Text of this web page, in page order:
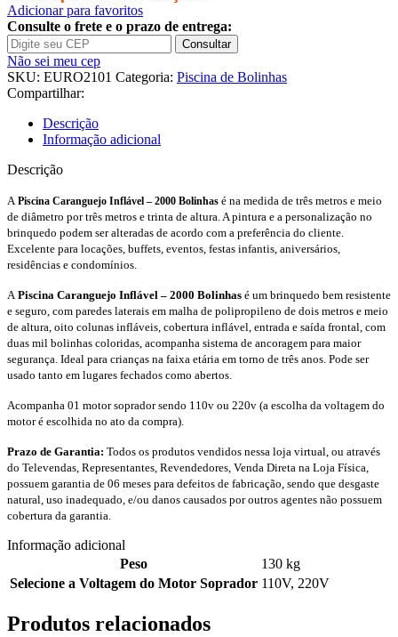
quantidade
Adicionar para favoritos
Consulte o frete e o prazo de entrega:
Consultar
Não sei meu cep
SKU: EURO2101 Categoria: Piscina de Bolinhas
Compartilhar:
Descrição
Informação adicional
Descrição
APiscina Caranguejo Inflável – 2000 Bolinhas é na medida de três metros e meio
de diâmetro por três metros e trinta de altura. A pintura e a personalização no
brinquedo podem ser alteradas de acordo com a preferência do cliente.
Excelente para locações, buffets, eventos, festas infantis, aniversários,
residências e condomínios.
APiscina Caranguejo Inflável – 2000 Bolinhas é um brinquedo bem resistente
e seguro, com paredes laterais em malha de polipropileno de dois metros e meio
de altura, oito colunas infláveis, cobertura inflável, entrada e saída frontal, com
duas mil bolinhas coloridas, acompanha sistema de ancoragem para maior
segurança. Ideal para crianças na faixa etária em torno de três anos. Pode ser
usado tanto em lugares fechados como abertos.
Acompanha 01 motor soprador sendo 110v ou 220v (a escolha da voltagem do
motor é escolhida no ato da compra).
Prazo de Garantia: Todos os produtos vendidos nessa loja virtual, ou através
do Televendas, Representantes, Revendedores, Venda Direta na Loja Física,
possuem garantia de 06 meses para defeitos de fabricação, sendo que desgaste
natural, uso inadequado, e/ou danos causados por outros agentes não possuem
cobertura da garantia.
Informação adicional
Peso
130 kg
Selecione a Voltagem do Motor Soprador 110V, 220V
Produtos relacionados